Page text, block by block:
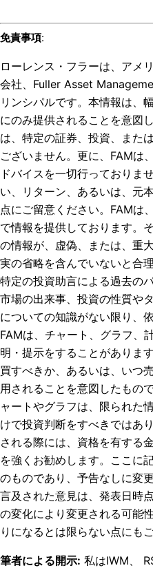
免責事項:
ローレンス・フラーは、アメ
会社、Fuller Asset
リンシパルです。本情報は、
にのみ提供されることを意図
は、特定の証券、投資、また
ございません。更に、FAMは
ドバイスを一切行っておりま
い、リターン、あるいは、元
点にご留意ください。FAMは
で情報を提供しております。
の情報が、虚偽、または、重
実の省略を含んでいないと合
特定の投資助言による過去の
市場の出来事、投資の性質や
についての知識がない限り、
FAMは、チャート、グラフ、
明・提示をすることがありま
買すべきか、あるいは、いつ
用されることを意図したもの
ャートやグラフは、限られた
けで投資判断をすべきではあ
される際には、資格を有する
を強くお勧めします。ここに
のものであり、予告なしに変
言及された意見は、発表日時
の変化により変更される可能
りになるとは限らない点にも
筆者による開示: 私はIWM、